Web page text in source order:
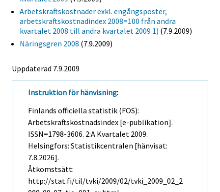
Arbetskraftskostnader exkl. engångsposter,
arbetskraftskostnadindex 2008=100 från andra
kvartalet 2008 till andra kvartalet 2009 1) (7.9.2009)
Näringsgren 2008 (7.9.2009)
Uppdaterad 7.9.2009
Instruktion för hänvisning:
Finlands officiella statistik (FOS):
Arbetskraftskostnadsindex [e-publikation].
ISSN=1798-3606. 2:a Kvartalet 2009.
Helsingfors: Statistikcentralen [hänvisat:
7.8.2026].
Åtkomstsätt:
http://stat.fi/til/tvki/2009/02/tvki_2009_02_2